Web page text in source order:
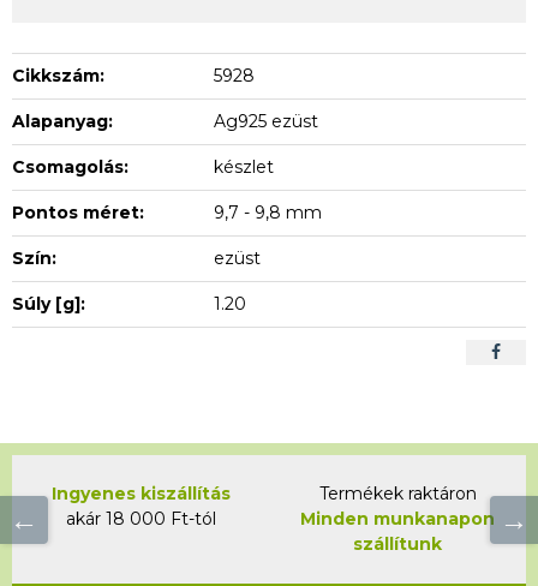
Cikkszám: 5928
Alapanyag: Ag925 ezüst
Csomagolás: készlet
Pontos méret: 9,7 - 9,8 mm
Szín: ezüst
Súly [g]: 1.20
Ingyenes kiszállítás
akár 18 000 Ft-tól
Termékek raktáron
Minden munkanapon
szállítunk